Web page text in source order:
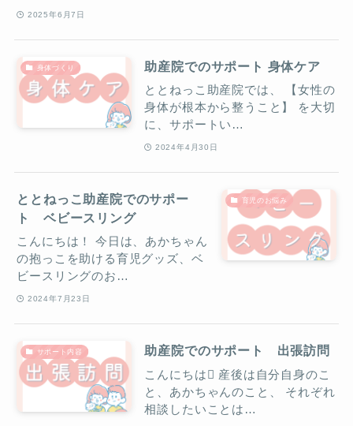
2025年6月7日
身体づくり 助産院でのサポート 身体ケア
ととねっこ助産院では、 【女性の
身体が根本から整うこと】 を大切
に、サポートい…
2024年4月30日
育児のお悩み
ととねっこ助産院でのサポー
ト ベビースリング
こんにちは！ 今日は、あかちゃん
の抱っこを助ける育児グッズ、ベ
ビースリングのお…
2024年7月23日
サポート内容 助産院でのサポート 出張訪問
こんにちは 産後は自分自身のこ
と、あかちゃんのこと、 それぞれ
相談したいことは…